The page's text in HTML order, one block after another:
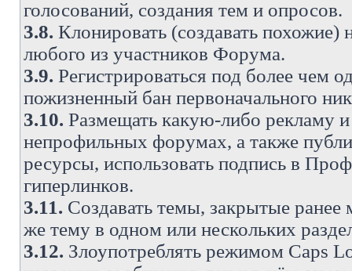
голосований, создания тем и опросов.
3.8. Клонировать (создавать похожие)
любого из участников Форума.
3.9. Регистрироваться под более чем
пожизненный бан первоначального
3.10. Размещать какую-либо рекламу
непрофильных форумах, а также
ресурсы, использовать подпись в
гиперлинков.
3.11. Создавать темы, закрытые ранее
же тему в одном или нескольких
3.12. Злоупотреблять режимом Caps